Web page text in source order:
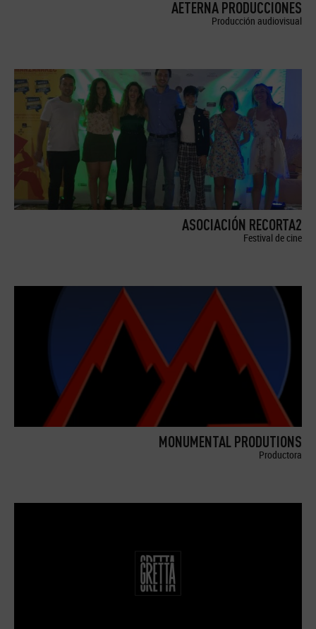
AETERNA PRODUCCIONES
Producción audiovisual
ASOCIACIÓN RECORTA2
Festival de cine
MONUMENTAL PRODUTIONS
Productora